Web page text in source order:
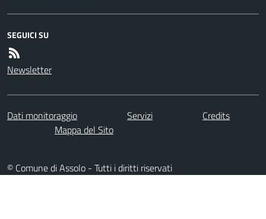
SEGUICI SU
Newsletter
Dati monitoraggio Servizi
Credits
Mappa del Sito
© Comune di Assolo - Tutti i diritti riservati